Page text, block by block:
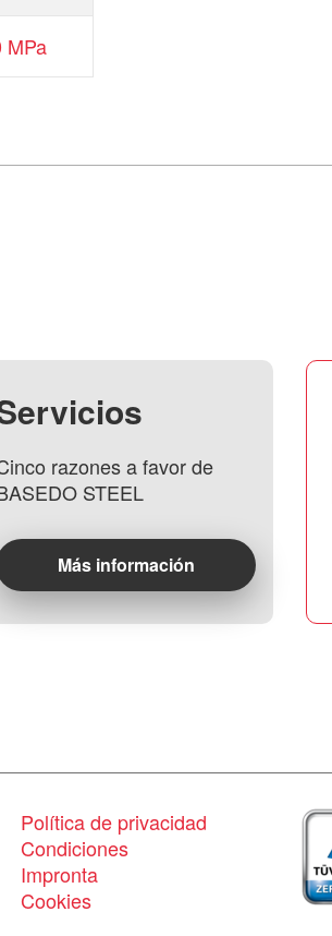
MPa
razones a favor de
STEEL
Más información
Política de privacidad
Condiciones
Impronta
Cookies